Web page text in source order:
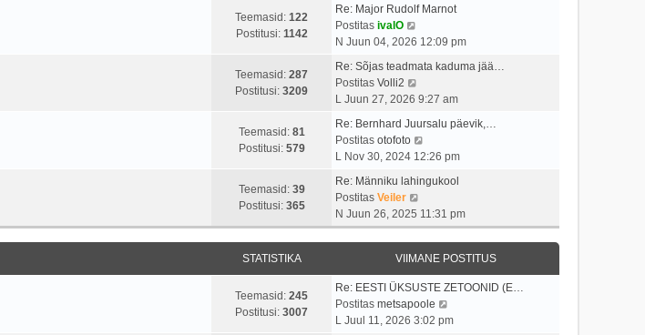
t
s
t
o
t
s
t
i
a
s
p
s
t
i
t
u
s
t
t
v
i
m
s
t
p
o
t
i
t
u
s
t
Teemasid: 122
Postitusi: 1142
Re: Major Rudolf Marnot
Postitas ivalO
a
t
v
i
i
m
s
t
p
s
i
t
u
N Juun 04, 2026 12:09 pm
Teemasid: 287
Postitusi: 3209
Re: Sõjas teadmata kaduma jää…
Postitas Volli2
a
t
a
v
i
i
m
a
s
t
p
o
s
t
L Juun 27, 2026 9:27 am
Teemasid: 81
Postitusi: 579
Re: Bernhard Juursalu päevik,…
Postitas otofoto
a
t
v
i
a
s
t
L Nov 30, 2024 12:26 pm
Teemasid: 39
Postitusi: 365
Re: Männiku lahingukool
Postitas Veiler
a
a
t
a
v
i
i
m
N Juun 26, 2025 11:31 pm
STATISTIKA VIIMANE POSTITUS
Teemasid: 245
Postitusi: 3007
Re: EESTI ÜKSUSTE ZETOONID (E…
Postitas metsapoole
a
L Juul 11, 2026 3:02 pm